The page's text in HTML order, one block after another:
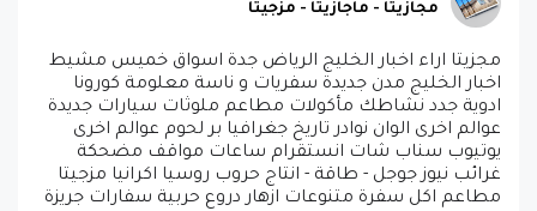
مجازيتا - ماجازيتا - مزجيتا
مجزيتا اراء اخبار الخليج الرياض جدة اسواق خميس مشيط
اخبار الخليج مدن جديدة سفريات و ناسة معلومة كورونا
ادوية جدد نشاطك مأكولات مطاعم ملوثات سيارات جديدة
عوالم اخرى الوان نوادر تاريخ جغرافيا بر لحوم عوالم اخرى
يوتيوب سناب شات انستقرام ساعات مواقف مضحكة
غرائب نيوز جوجل - طاقة - انتاج حروب روسيا اكرانيا مزجيتا
مطاعم اكل سفرة متنوعات ازهار دروع حربية سفارات جريزة